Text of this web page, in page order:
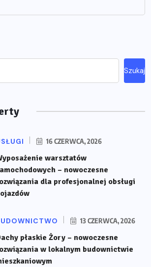
Szukaj
16 CZERWCA, 2026
warsztatów
– nowoczesne
dla profesjonalnej obsługi
13 CZERWCA, 2026
płaskie Żory – nowoczesne
w lokalnym budownictwie